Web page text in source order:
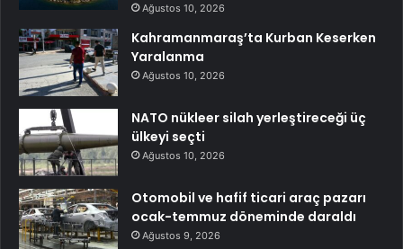
Ağustos 10, 2026
Kahramanmaraş’ta Kurban Keserken
Yaralanma
Ağustos 10, 2026
NATO nükleer silah yerleştireceği üç
ülkeyi seçti
Ağustos 10, 2026
Otomobil ve hafif ticari araç pazarı
ocak-temmuz döneminde daraldı
Ağustos 9, 2026